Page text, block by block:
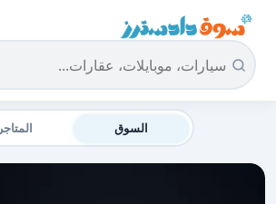
سوق دادسترز الرئيسية
السوق المتاجر